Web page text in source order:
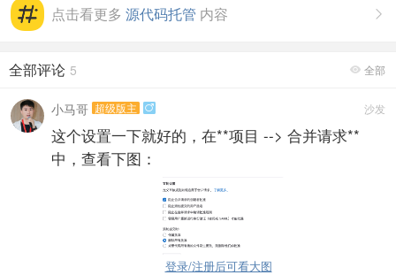

点击看更多 源代码托管 内容
 全部
全部评论 5
沙发
小马哥 超级版主 
这个设置一下就好的，在**项目 --> 合并请求**
中，查看下图：
登录/注册后可看大图